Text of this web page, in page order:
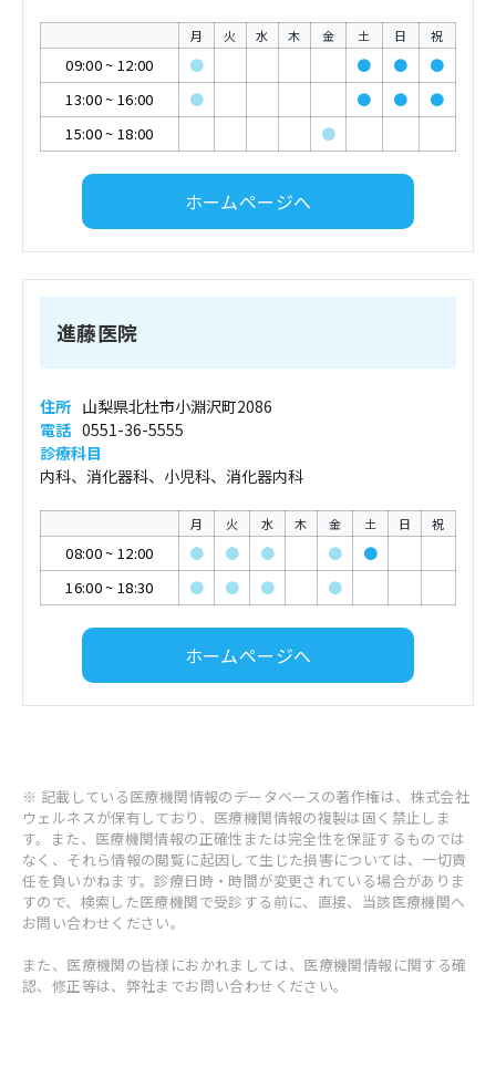
月 火 水 木 金 土 日 祝
09:00~ 12:00 ● ● ●
●
13:00~ 16:00 ● ● ●
●
15:00~ 18:00 ●
ホームページへ
進藤医院
住所 山梨県北杜市小淵沢町2086
電話 0551-36-5555
診療科目
内科、消化器科、小児科、消化器内科
月 火 水 木 金 土 日 祝
08:00~ 12:00 ● ● ● ●
●
16:00~ 18:30 ● ● ● ●
ホームページへ
※ 記載している医療機関情報のデータベースの著作権は、株式会社
ウェルネスが保有しており、医療機関情報の複製は固く禁止しま
す。また、医療機関情報の正確性または完全性を保証するものでは
なく、それら情報の閲覧に起因して生じた損害については、一切責
任を負いかねます。診療日時・時間が変更されている場合がありま
すので、検索した医療機関で受診する前に、直接、当該医療機関へ
お問い合わせください。
また、医療機関の皆様におかれましては、医療機関情報に関する確
認、修正等は、弊社までお問い合わせください。